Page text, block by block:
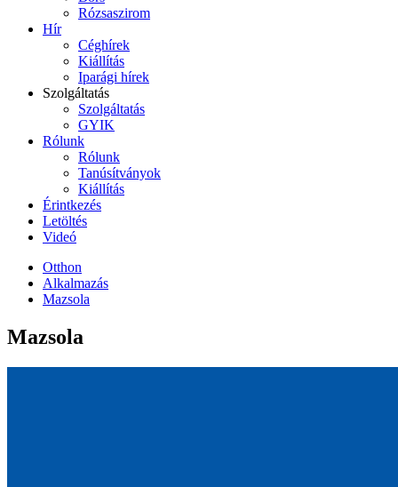
Rózsaszirom
Hír
Céghírek
Kiállítás
Iparági hírek
Szolgáltatás
Szolgáltatás
GYIK
Rólunk
Rólunk
Tanúsítványok
Kiállítás
Érintkezés
Letöltés
Videó
Otthon
Alkalmazás
Mazsola
Mazsola